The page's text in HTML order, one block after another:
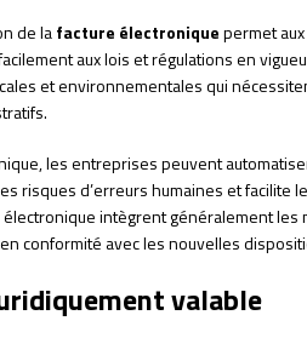
de lafacture électroniquepermet
aux lois et régulations en
et environnementales qui
les entreprises peuvent
risques d’erreurs humaines et facilite
intègrent généralement
conformité avec les nouvelles
valable